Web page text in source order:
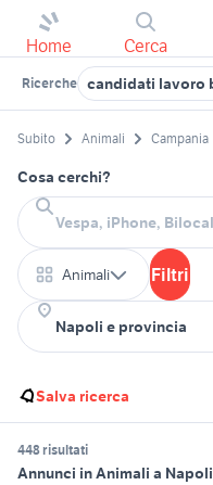
Home Cerca
Ricerche candidati lavoro
Subito Animali Campania
Cosa cerchi?
Animali Filtri
Salva ricerca
448 risultati
Annunci in Animali a